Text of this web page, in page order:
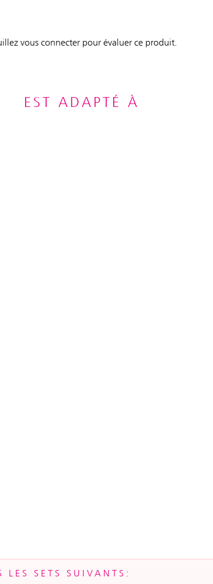
vous connecter pour évaluer ce produit.
EST ADAPTÉ À
LES SETS SUIVANTS: